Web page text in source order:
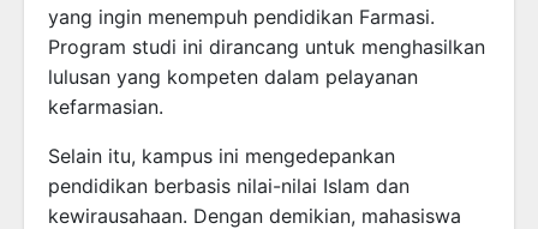
yang ingin menempuh pendidikan Farmasi.
Program studi ini dirancang untuk menghasilkan
lulusan yang kompeten dalam pelayanan
kefarmasian.
Selain itu, kampus ini mengedepankan
pendidikan berbasis nilai-nilai Islam dan
kewirausahaan. Dengan demikian, mahasiswa